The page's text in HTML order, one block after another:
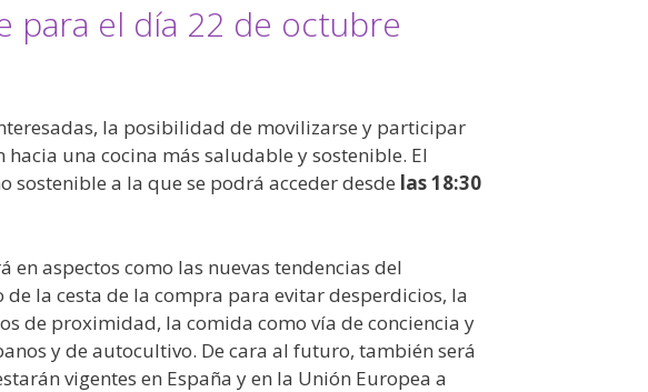
para el día 22 de octubre
la posibilidad de movilizarse y participar
una cocina más saludable y sostenible. El
a la que se podrá acceder desde las 18:30
aspectos como las nuevas tendencias del
la cesta de la compra para evitar desperdicios, la
de proximidad, la comida como vía de conciencia y
y de autocultivo. De cara al futuro, también será
vigentes en España y en la Unión Europea a